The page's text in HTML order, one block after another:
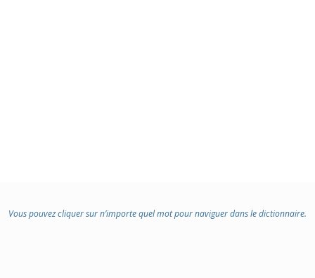
Vous pouvez cliquer sur n’importe quel mot pour naviguer dans le dictionnaire.